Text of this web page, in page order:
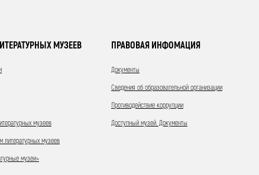
МУЗЕЕВ
музеев
музеев
музеи»
ПРАВОВАЯ ИНФОМАЦИЯ
Документы
Сведения об образовательной организации
Противодействие коррупции
Доступный музей. Документы